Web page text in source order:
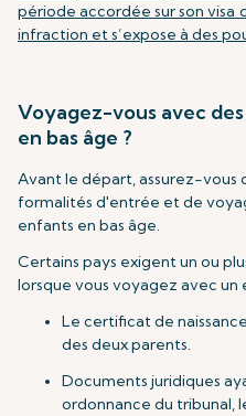
période accordée sur son
infraction et s’expose à des
Voyagez-vous avec
en bas âge ?
Avant le départ, assurez-vous
formalités d'entrée et de
enfants en bas âge.
Certains pays exigent un ou
lorsque vous voyagez avec un
Le certificat de
des deux parents.
Documents juridiques
ordonnance du tribunal,